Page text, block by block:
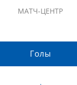
МАТЧ-ЦЕНТР
Голы